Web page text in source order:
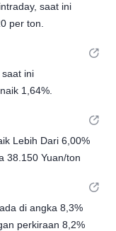
saat ini
per ton.
ini
1,64%.
Lebih Dari 6,00%
38.150 Yuan/ton
di angka 8,3%
perkiraan 8,2%